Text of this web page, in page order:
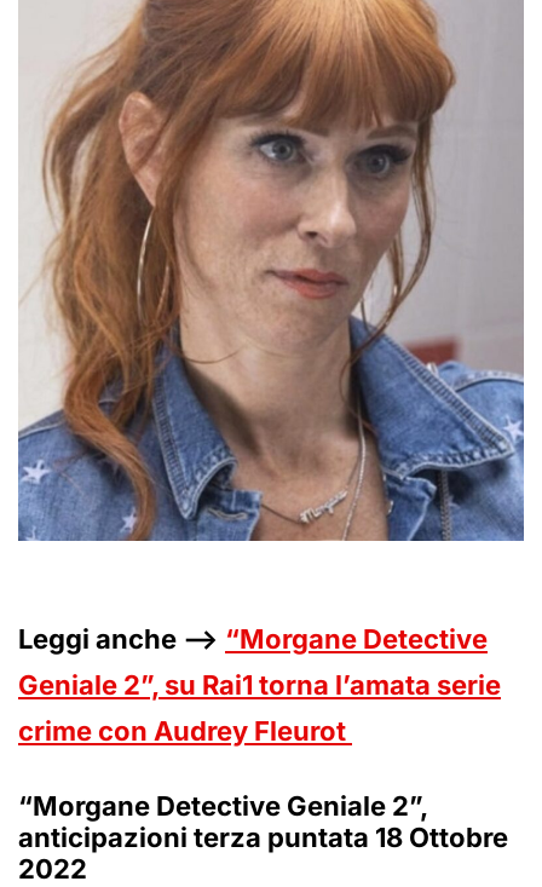
Leggi anche –> “Morgane Detective
Geniale 2”, su Rai1 torna l’amata serie
crime con Audrey Fleurot
“Morgane Detective Geniale 2”,
anticipazioni terza puntata 18 Ottobre
2022